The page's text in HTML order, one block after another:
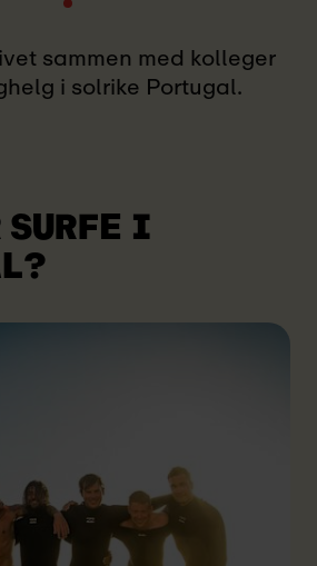
sammen med kolleger
i solrike Portugal.
SURFE I